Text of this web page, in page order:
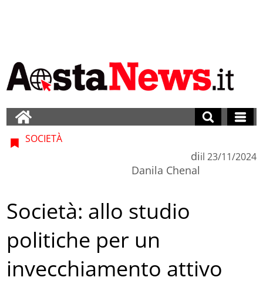
SOCIETÀ
di
Danila Chenal
il 23/11/2024
Società: allo studio
politiche per un
invecchiamento attivo